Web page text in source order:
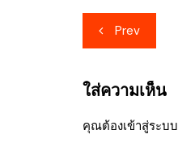
นำทาง
เรื่อง
Prev
ใส่ความเห็น
คุณต้องเข้าสู่ระบบ